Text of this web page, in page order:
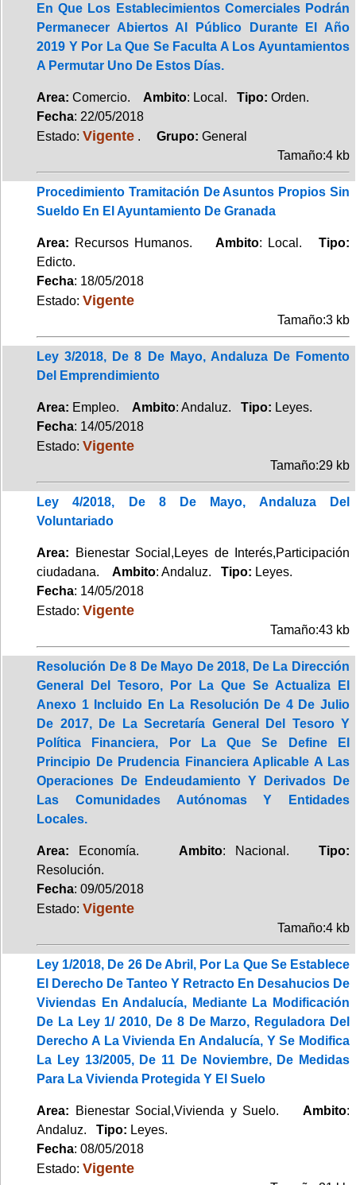
En Que Los Establecimientos Comerciales Podrán
Permanecer Abiertos Al Público Durante El Año
2019 Y Por La Que Se Faculta A Los Ayuntamientos
A Permutar Uno De Estos Días.
Area: Comercio. Ambito: Local. Tipo: Orden.
Fecha: 22/05/2018
Estado: Vigente . Grupo: General
Tamaño:4 kb
Procedimiento Tramitación De Asuntos Propios Sin
Sueldo En El Ayuntamiento De Granada
Area: Recursos Humanos. Ambito: Local.Tipo:
Edicto.
Fecha: 18/05/2018
Estado: Vigente
Tamaño:3 kb
Ley 3/2018, De 8 De Mayo, Andaluza De Fomento
Del Emprendimiento
Area: Empleo. Ambito: Andaluz. Tipo: Leyes.
Fecha: 14/05/2018
Estado: Vigente
Tamaño:29 kb
Ley 4/2018, De 8 De Mayo, Andaluza Del
Voluntariado
Area: Bienestar Social,Leyes de Interés,Participación
ciudadana. Ambito: Andaluz. Tipo: Leyes.
Fecha: 14/05/2018
Estado: Vigente
Tamaño:43 kb
Resolución De 8 De Mayo De 2018, De La Dirección
General Del Tesoro, Por La Que Se Actualiza El
Anexo 1 Incluido En La Resolución De 4 De Julio
De 2017, De La Secretaría General Del Tesoro Y
Política Financiera, Por La Que Se Define El
Principio De Prudencia Financiera Aplicable A Las
Operaciones De Endeudamiento Y Derivados De
Las Comunidades Autónomas Y Entidades
Locales.
Area: Economía. Ambito: Nacional.Tipo:
Resolución.
Fecha: 09/05/2018
Estado: Vigente
Tamaño:4 kb
Ley 1/2018, De 26 De Abril, Por La Que Se Establece
El Derecho De Tanteo Y Retracto En Desahucios De
Viviendas En Andalucía, Mediante La Modificación
De La Ley 1/ 2010, De 8 De Marzo, Reguladora Del
Derecho A La Vivienda En Andalucía, Y Se Modifica
La Ley 13/2005, De 11 De Noviembre, De Medidas
Para La Vivienda Protegida Y El Suelo
Area: Bienestar Social,Vivienda y Suelo. Ambito:
Andaluz. Tipo: Leyes.
Fecha: 08/05/2018
Estado: Vigente